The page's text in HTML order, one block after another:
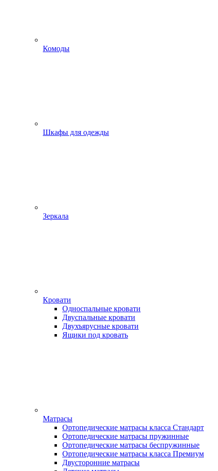
Комоды
Шкафы для одежды
Зеркала
Кровати
Односпальные кровати
Двуспальные кровати
Двухъярусные кровати
Ящики под кровать
Матрасы
Ортопедические матрасы класса Стандарт
Ортопедические матрасы пружинные
Ортопедические матрасы беспружинные
Ортопедические матрасы класса Премиум
Двусторонние матрасы